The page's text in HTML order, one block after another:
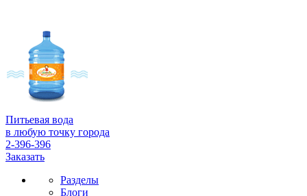
Питьевая вода
в любую точку города
2-396-396
Заказать
Разделы
Блоги